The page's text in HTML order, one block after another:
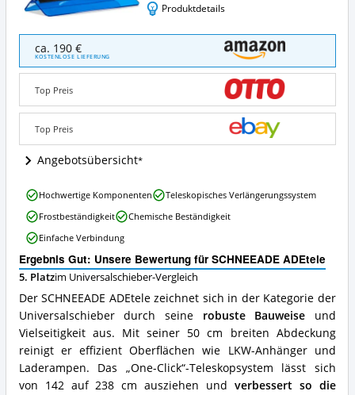
Produktdetails
SCHNEEADE
ADEtele
Angebote:
dieser
Universalschieber
erhältlich?
ca. 190 €
KOSTENLOSE LIEFERUNG
Top Preis
Top Preis
Angebotsübersicht
Ergebnis Gut: Unsere Bewertung für SCHNEEADE ADEtele
5. Platzim Universalschieber-Vergleich
Der SCHNEEADE ADEtele zeichnet sich in der Kategorie der
Universalschieber durch seine robuste Bauweise und
Vielseitigkeit aus. Mit seiner 50 cm breiten Abdeckung
reinigt er effizient Oberflächen wie LKW-Anhänger und
Laderampen. Das „One-Click“-Teleskopsystem lässt sich
von 142 auf 238 cm ausziehen und verbessert so die
SCHNEEADE
ADEtele
Vorteile:
Was
spricht
für
diesen
Universalschieber?
Hochwertige Komponenten
Teleskopisches Verlängerungssystem
Frostbeständigkeit
Chemische Beständigkeit
Einfache Verbindung